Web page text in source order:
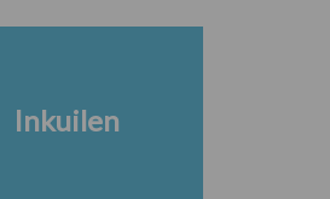
Inkuilen